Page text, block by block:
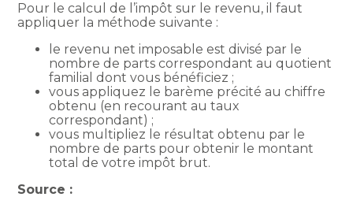
Pour le calcul de l’impôt sur le revenu, il faut
appliquer la méthode suivante :
le revenu net imposable est divisé par le
nombre de parts correspondant au quotient
familial dont vous bénéficiez ;
vous appliquez le barème précité au chiffre
obtenu (en recourant au taux
correspondant) ;
vous multipliez le résultat obtenu par le
nombre de parts pour obtenir le montant
total de votre impôt brut.
Source :